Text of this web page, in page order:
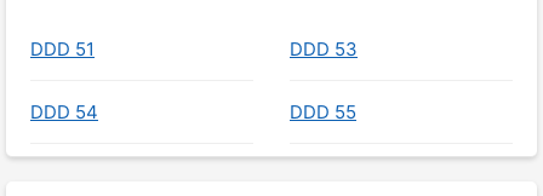
DDD 51 DDD 53
DDD 54 DDD 55